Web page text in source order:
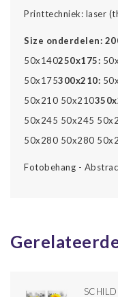
Printtechniek: laser
Size onderdelen:
50x140250x175:
50x175300x210:
50x210 50x210
50x245 50x245
50x280 50x280
Fotobehang -